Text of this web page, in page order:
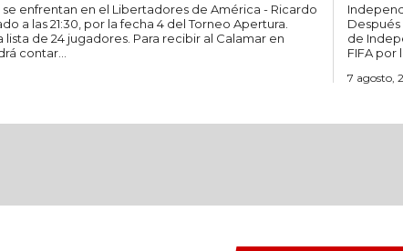
enfrentan en el Libertadores de América - Ricardo
a las 21:30, por la fecha 4 del Torneo Apertura.
Para recibir al Calamar en
contar...
de
FIFA por
7 agosto,